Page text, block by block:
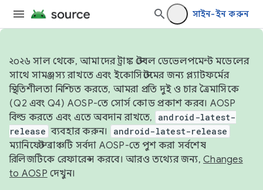
সাইন-ইন করুন
২০২৬ সাল থেকে, আমাদের ট্রাঙ্ক স্টেবল ডেভেলপমেন্ট মডেলের
সাথে সামঞ্জস্য রাখতে এবং ইকোসিস্টেমের জন্য প্ল্যাটফর্মের
স্থিতিশীলতা নিশ্চিত করতে, আমরা প্রতি দুই ও চার ত্রৈমাসিকে
(Q2 এবং Q4) AOSP-তে সোর্স কোড প্রকাশ করব। AOSP
বিল্ড করতে এবং এতে অবদান রাখতে,
android-latest-
release ব্যবহার করুন। android-latest-release
ম্যানিফেস্ট ব্রাঞ্চটি সর্বদা AOSP-তে পুশ করা সর্বশেষ
রিলিজটিকে রেফারেন্স করবে। আরও তথ্যের জন্য, Changes
to AOSP দেখুন।